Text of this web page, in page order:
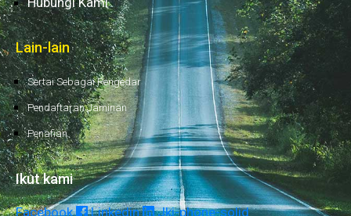
Lain-lain
Sertai Sebagai Pengedar
Pendaftaran Jaminan
Penafian
Ikut kami
Facebook Linkedin Jki-phone-solid